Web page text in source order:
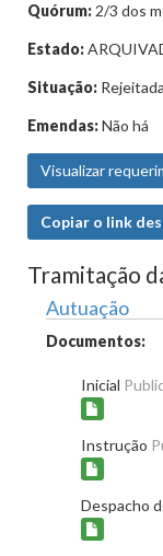
Quórum: 2/3 dos
Estado:
Situação: Rejeitada
Emendas:Não há
Visualizar
Copiar o link
Tramitação
Autuação
Documentos:
Inicial
Instrução
Despacho